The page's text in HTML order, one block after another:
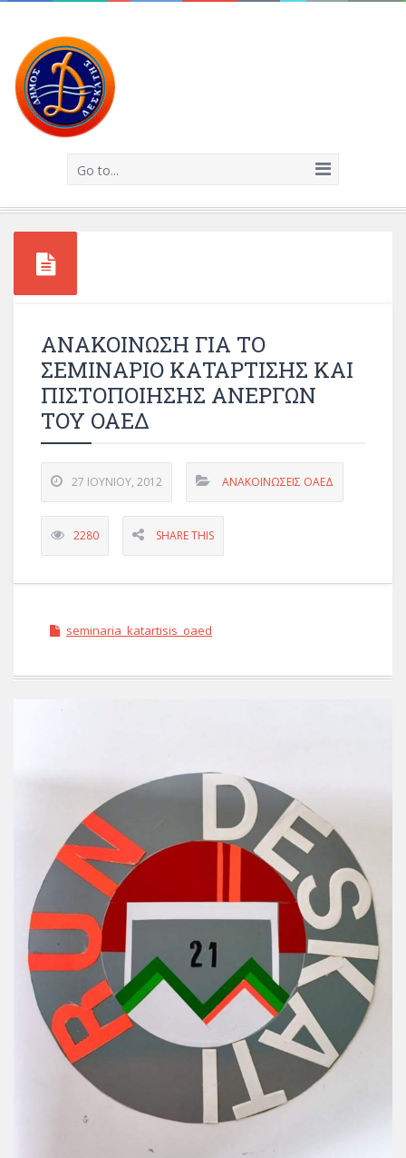
Go to...
ΑΝΑΚΟΙΝΩΣΗ ΓΙΑ ΤΟ
ΣΕΜΙΝΑΡΙΟ ΚΑΤΑΡΤΙΣΗΣ ΚΑΙ
ΠΙΣΤΟΠΟΙΗΣΗΣ ΑΝΕΡΓΩΝ
ΤΟΥ ΟΑΕΔ
27 ΙΟΥΝΊΟΥ, 2012 ΑΝΑΚΟΙΝΩΣΕΙΣ ΟΑΕΔ
2280 SHARE THIS
seminaria_katartisis_oaed